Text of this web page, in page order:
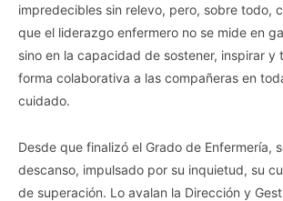
impredecibles sin relevo, pero, sobre todo,
que el liderazgo enfermero no se mide en
sino en la capacidad de sostener, inspirar y
forma colaborativa a las compañeras en
cuidado.
Desde que finalizó el Grado de Enfermería,
descanso, impulsado por su inquietud, su
de superación. Lo avalan la Dirección y